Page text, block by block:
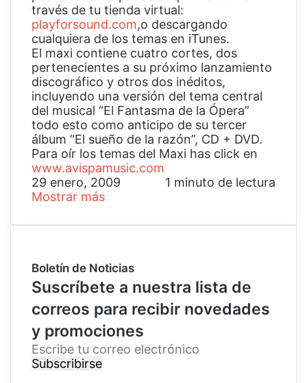
través de tu tienda virtual:
playforsound.com,o descargando
cualquiera de los temas en iTunes.
El maxi contiene cuatro cortes, dos
pertenecientes a su próximo lanzamiento
discográfico y otros dos inéditos,
incluyendo una versión del tema central
del musical “El Fantasma de la Ópera”
todo esto como anticipo de su tercer
álbum “El sueño de la razón”, CD + DVD.
Para oír los temas del Maxi has click en
www.avispamusic.com
29 enero, 2009
1 minuto de lectura
Mostrar más
Boletín de Noticias
Suscríbete a nuestra lista de
correos para recibir novedades
y promociones
E
s